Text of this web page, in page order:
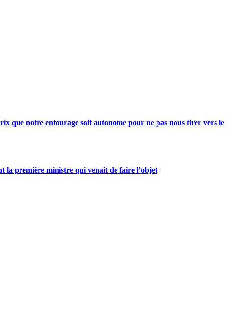
que notre entourage soit autonome pour ne pas nous tirer vers le
la première ministre qui venait de faire l’objet